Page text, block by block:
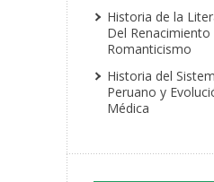
Historia de la
Del Renacimiento
Romanticismo
Historia del
Peruano y
Médica